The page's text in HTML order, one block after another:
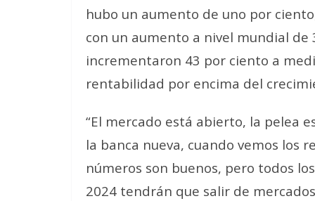
hubo un aumento de uno por
con un aumento a nivel mundial
incrementaron 43 por ciento a
rentabilidad por encima del
“El mercado está abierto, la pelea
la banca nueva, cuando vemos los
números son buenos, pero todos
2024 tendrán que salir de